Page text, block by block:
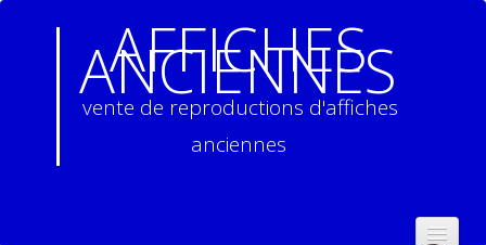
AFFICHES
ANCIENNES
vente de reproductions d'affiches
anciennes